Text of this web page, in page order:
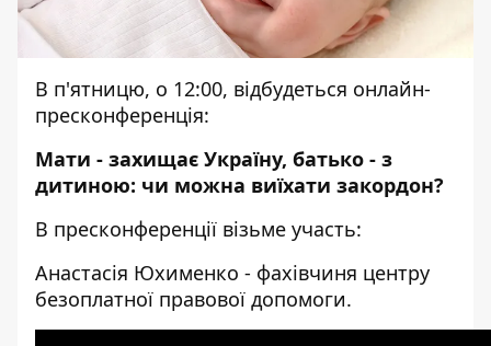
В п'ятницю, о 12:00, відбудеться онлайн-
пресконференція:
Мати - захищає Україну, батько - з
дитиною: чи можна виїхати закордон?
В пресконференції візьме участь:
Анастасія Юхименко - фахівчиня центру
безоплатної правової допомоги.